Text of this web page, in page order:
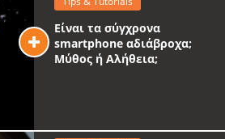
Είναι τα σύγχρονα
smartphone αδιάβροχα;
Μύθος ή Αλήθεια;